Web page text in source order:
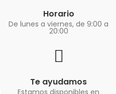
Horario
De lunes a viernes, de 9:00 a
20:00
Te ayudamos
Estamos disponibles en